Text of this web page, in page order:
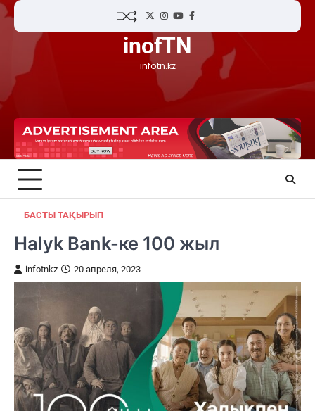
Skip
content
TwitterInstagram
YouTubeFacebook
inofTN
infotn.kz
БАСТЫ ТАҚЫРЫП
Halyk Bank-ке 100 жыл
infotnkz 20 апреля, 2023